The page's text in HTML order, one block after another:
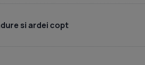
si ardei copt